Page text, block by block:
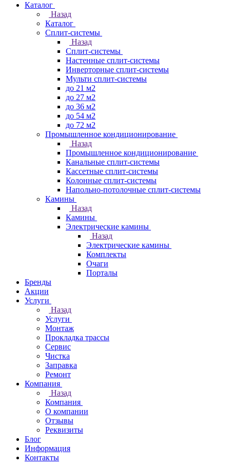
Каталог
Назад
Каталог
Сплит-системы
Назад
Сплит-системы
Настенные сплит-системы
Инверторные сплит-системы
Мульти сплит-системы
до 21 м2
до 27 м2
до 36 м2
до 54 м2
до 72 м2
Промышленное кондиционирование
Назад
Промышленное кондиционирование
Канальные сплит-системы
Кассетные сплит-системы
Колонные сплит-системы
Напольно-потолочные сплит-системы
Камины
Назад
Камины
Электрические камины
Назад
Электрические камины
Комплекты
Очаги
Порталы
Бренды
Акции
Услуги
Назад
Услуги
Монтаж
Прокладка трассы
Сервис
Чистка
Заправка
Ремонт
Компания
Назад
Компания
О компании
Отзывы
Реквизиты
Блог
Информация
Контакты